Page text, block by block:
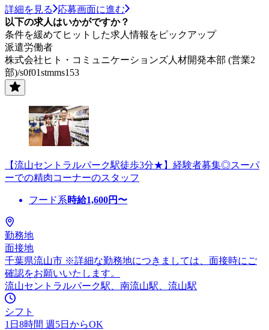
詳細を見る
応募画面に進む
以下の求人はいかがですか？
条件を緩めてヒットした求人情報をピックアップ
派遣労働者
株式会社ヒト・コミュニケーションズ人材開発本部 (営業2
部)/s0f01stmms153
【流山セントラルパーク駅徒歩3分★】経験者募集◎スーパ
ーでの精肉コーナーのスタッフ
フード系時給1,600円〜
勤務地
面接地
千葉県流山市 ※詳細な勤務地につきましては、面接時にご
確認をお願いいたします。
流山セントラルパーク駅、南流山駅、流山駅
シフト
1日8時間 週5日からOK